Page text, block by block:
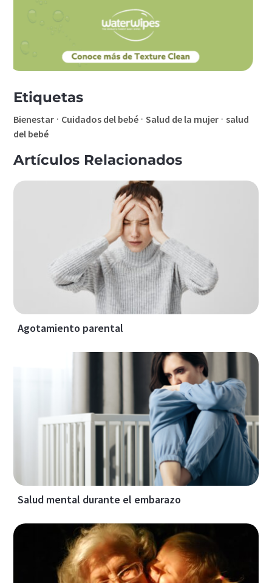
Etiquetas
Bienestar · Cuidados del bebé ·Salud de la mujer ·salud
del bebé
Artículos Relacionados
Agotamiento parental
Salud mental durante el embarazo